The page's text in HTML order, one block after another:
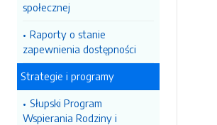
społecznej
Raporty o stanie
zapewnienia dostępności
Strategie i programy
Słupski Program
Wspierania Rodziny i